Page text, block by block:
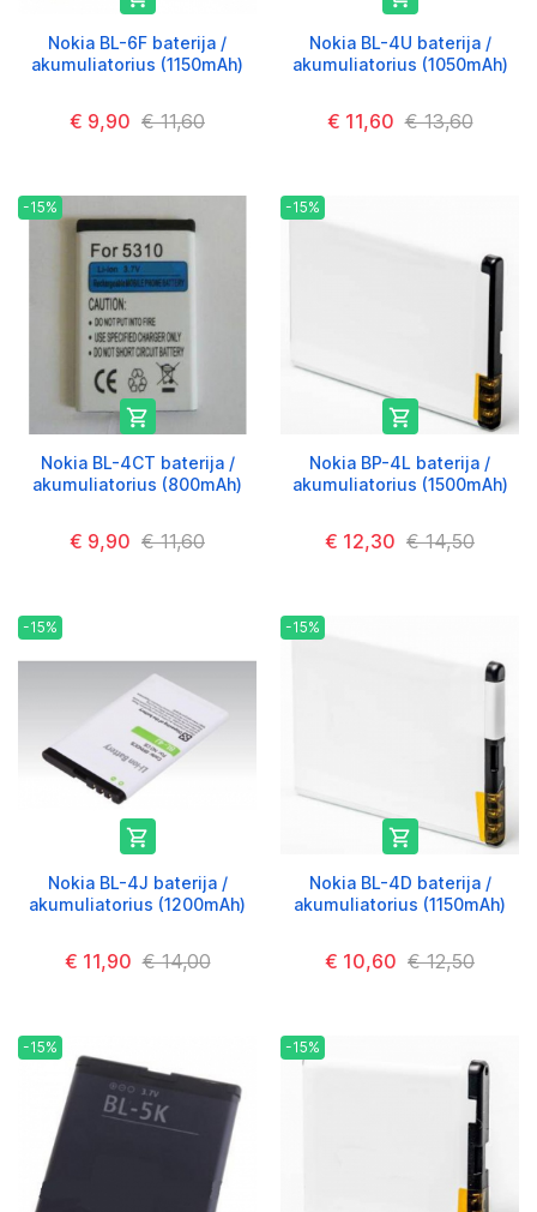
Nokia BL-6F baterija /
akumuliatorius (1150mAh)
€ 9,90 € 11,60
Nokia BL-4U baterija /
akumuliatorius (1050mAh)
€ 11,60 € 13,60
-15%

Nokia BL-4CT baterija /
akumuliatorius (800mAh)
€ 9,90 € 11,60
-15%

Nokia BP-4L baterija /
akumuliatorius (1500mAh)
€ 12,30 € 14,50
-15%

Nokia BL-4J baterija /
akumuliatorius (1200mAh)
€ 11,90 € 14,00
-15%

Nokia BL-4D baterija /
akumuliatorius (1150mAh)
€ 10,60 € 12,50
-15% -15%